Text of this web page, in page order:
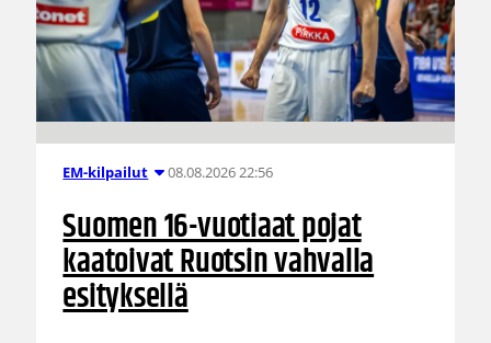
EM-kilpailut 08.08.2026 22:56
Suomen 16-vuotiaat pojat
kaatoivat Ruotsin vahvalla
esityksellä